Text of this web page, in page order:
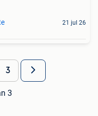
21 jul 26
3
3